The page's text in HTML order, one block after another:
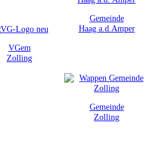
VGem
Zolling
Gemeinde
Haag a.d.Amper
Gemeinde
Zolling